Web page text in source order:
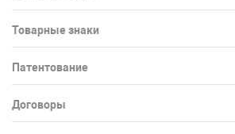
Товарные знаки
Патентование
Договоры